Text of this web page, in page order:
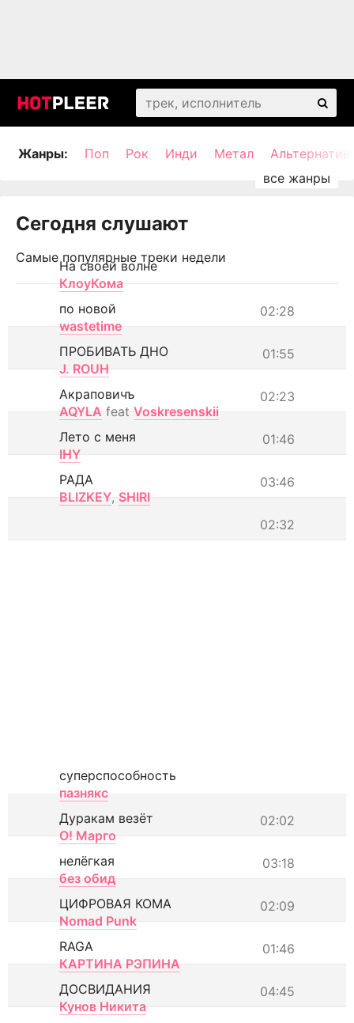
Жанры: Поп Рок Инди Метал
Сегодня слушают
Самые популярные треки недели
На своей волне
КлоуКома
02:28
по новой
wastetime
01:55
ПРОБИВАТЬ ДНО
J. ROUH
02:23
Акраповичъ
AQYLA feat Voskresenskii
01:46
Лето с меня
IHY
03:46
РАДА
BLIZKEY, SHIRI
02:32
суперспособность
пазнякс
02:02
Дуракам везёт
О! Марго
03:18
нелёгкая
без обид
02:09
ЦИФРОВАЯ КОМА
Nomad Punk
01:46
RAGA
КАРТИНА РЭПИНА
04:45
ДОСВИДАНИЯ
Кунов Никита